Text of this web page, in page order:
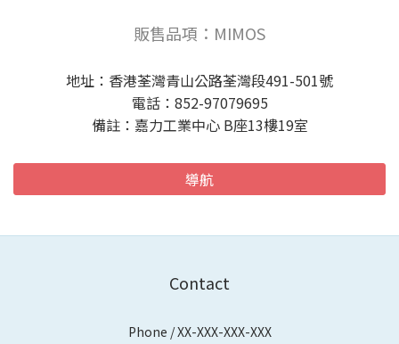
販售品項：MIMOS
地址：香港荃灣青山公路荃灣段491-501號
電話：852-97079695
備註：嘉力工業中心 B座13樓19室
導航
Contact
Phone / XX-XXX-XXX-XXX